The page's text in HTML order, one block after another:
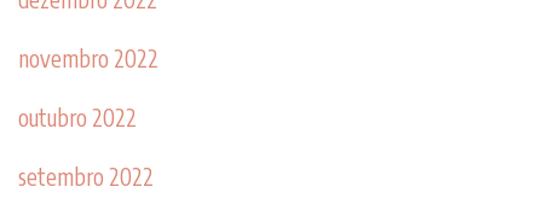
novembro 2022
outubro 2022
setembro 2022